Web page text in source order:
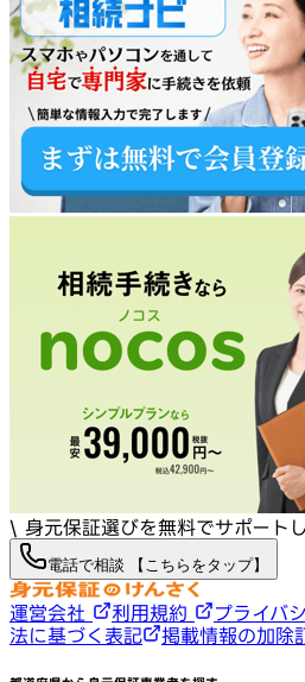
\ 身元保証選びを無料でサポート
電話で相談 【こちらをタップ】
運営会社 利用規約 プライバ
法に基づく表記
掲載情報の加除